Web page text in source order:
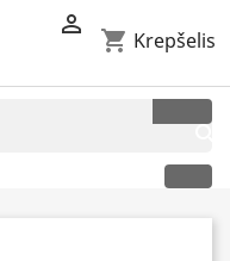
shopping_cart Krepšelis
